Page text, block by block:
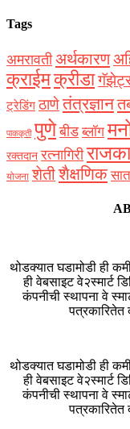
Tags
अमरावती अर्थकारण
क्राईमक्रीडा
ट्रेडिंग ठाणेतंत्रज्ञान
पाककृती पुणे बीड ब्लॉग
रक्‍तदान रत्नागिरी
योजना शेतीशैक्षणिक
थोडक्यात घडामोडी ही
ही वेबसाइट वे२स्मार्ट
कंपनीची स्थापना वे
पत्रकारितेत
थोडक्यात घडामोडी ही
ही वेबसाइट वे२स्मार्ट
कंपनीची स्थापना वे
पत्रकारितेत